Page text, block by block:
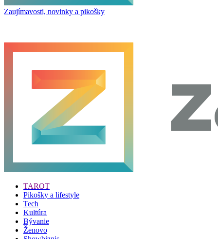
Zaujímavosti, novinky a pikošky
TAROT
Pikošky a lifestyle
Tech
Kultúra
Bývanie
Ženovo